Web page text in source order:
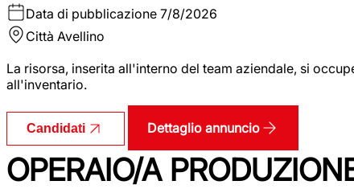
Data di pubblicazione 7/8/2026
Città Avellino
La risorsa, inserita all'interno del team aziendale, si
all'inventario.
Candidati Dettaglio annuncio
OPERAIO/A